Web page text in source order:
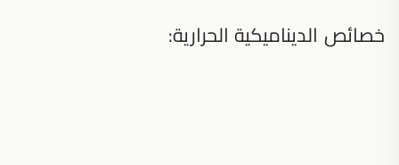
خصائص الديناميكية الحرارية: